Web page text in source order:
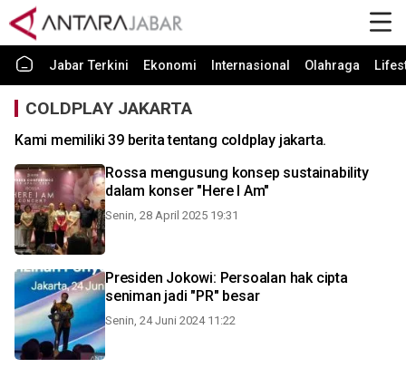
Jabar Terkini Ekonomi Internasional Olahraga
COLDPLAY JAKARTA
Kami memiliki 39 berita tentang coldplay jakarta.
Rossa mengusung konsep sustainability
dalam konser "Here I Am"
Senin, 28 April 2025 19:31
Presiden Jokowi: Persoalan hak cipta
seniman jadi "PR" besar
Senin, 24 Juni 2024 11:22